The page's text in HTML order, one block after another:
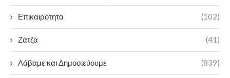
Επικαιρότητα (102)
Ζάτζα (41)
Λάβαμε και Δημοσιεύουμε (839)